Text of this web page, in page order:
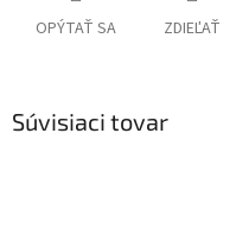
OPÝTAŤ SA ZDIEĽAŤ
Súvisiaci tovar